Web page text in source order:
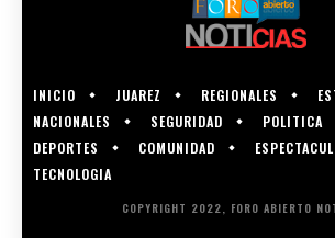
INICIO JUAREZ REGIONALES
NACIONALES
SEGURIDAD POLITICA
DEPORTES
COMUNIDAD
TECNOLOGIA
COPYRIGHT 2022, FORO ABIERTO